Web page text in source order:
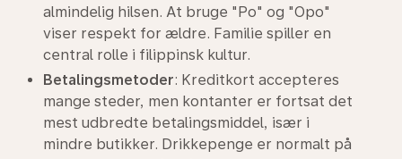
almindelig hilsen. At bruge "Po" og "Opo"
viser respekt for ældre. Familie spiller en
central rolle i filippinsk kultur.
Betalingsmetoder: Kreditkort accepteres
mange steder, men kontanter er fortsat det
mest udbredte betalingsmiddel, især i
mindre butikker. Drikkepenge er normalt på